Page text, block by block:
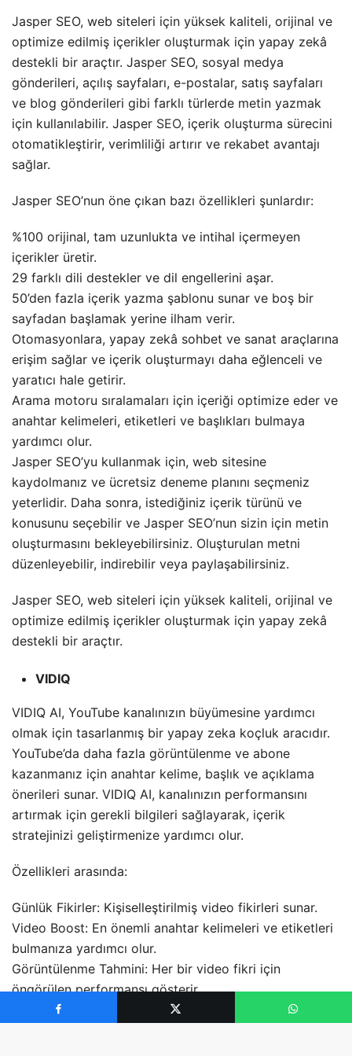
Jasper SEO, web siteleri için yüksek kaliteli, orijinal ve
optimize edilmiş içerikler oluşturmak için yapay zekâ
destekli bir araçtır. Jasper SEO, sosyal medya
gönderileri, açılış sayfaları, e-postalar, satış sayfaları
ve blog gönderileri gibi farklı türlerde metin yazmak
için kullanılabilir. Jasper SEO, içerik oluşturma sürecini
otomatikleştirir, verimliliği artırır ve rekabet avantajı
sağlar.
Jasper SEO’nun öne çıkan bazı özellikleri şunlardır:
%100 orijinal, tam uzunlukta ve intihal içermeyen
içerikler üretir.
29 farklı dili destekler ve dil engellerini aşar.
50’den fazla içerik yazma şablonu sunar ve boş bir
sayfadan başlamak yerine ilham verir.
Otomasyonlara, yapay zekâ sohbet ve sanat araçlarına
erişim sağlar ve içerik oluşturmayı daha eğlenceli ve
yaratıcı hale getirir.
Arama motoru sıralamaları için içeriği optimize eder ve
anahtar kelimeleri, etiketleri ve başlıkları bulmaya
yardımcı olur.
Jasper SEO’yu kullanmak için, web sitesine
kaydolmanız ve ücretsiz deneme planını seçmeniz
yeterlidir. Daha sonra, istediğiniz içerik türünü ve
konusunu seçebilir ve Jasper SEO’nun sizin için metin
oluşturmasını bekleyebilirsiniz. Oluşturulan metni
düzenleyebilir, indirebilir veya paylaşabilirsiniz.
Jasper SEO, web siteleri için yüksek kaliteli, orijinal ve
optimize edilmiş içerikler oluşturmak için yapay zekâ
destekli bir araçtır.
VIDIQ
VIDIQ AI, YouTube kanalınızın büyümesine yardımcı
olmak için tasarlanmış bir yapay zeka koçluk aracıdır.
YouTube’da daha fazla görüntülenme ve abone
kazanmanız için anahtar kelime, başlık ve açıklama
önerileri sunar. VIDIQ AI, kanalınızın performansını
artırmak için gerekli bilgileri sağlayarak, içerik
stratejinizi geliştirmenize yardımcı olur.
Özellikleri arasında:
Günlük Fikirler: Kişiselleştirilmiş video fikirleri sunar.
Video Boost: En önemli anahtar kelimeleri ve etiketleri
bulmanıza yardımcı olur.
Görüntülenme Tahmini: Her bir video fikri için
öngörülen performansı gösterir.
1-on-1 Koçluk: YouTube hedeflerinize ulaşma